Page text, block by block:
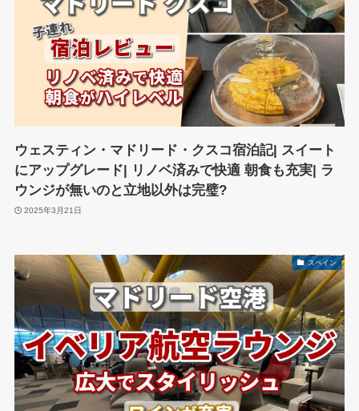
ウェスティン・マドリード・クスコ宿泊記| スイート
にアップグレード| リノベ済みで快適 朝食も充実| ラ
ウンジが無いのと立地以外は完璧?
2025年3月21日
スペイン